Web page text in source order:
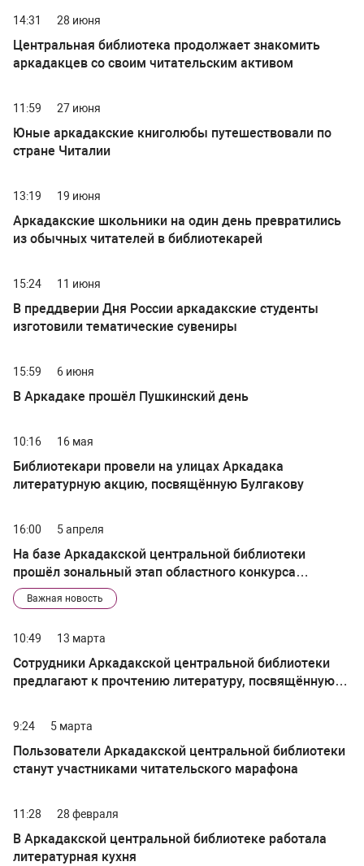
14:31 28 июня
Центральная библиотека продолжает знакомить
аркадакцев со своим читательским активом
11:59 27 июня
Юные аркадакские книголюбы путешествовали по
стране Читалии
13:19 19 июня
Аркадакские школьники на один день превратились
из обычных читателей в библиотекарей
15:24 11 июня
В преддверии Дня России аркадакские студенты
изготовили тематические сувениры
15:59 6 июня
В Аркадаке прошёл Пушкинский день
10:16 16 мая
Библиотекари провели на улицах Аркадака
литературную акцию, посвящённую Булгакову
16:00 5 апреля
На базе Аркадакской центральной библиотеки
прошёл зональный этап областного конкурса
профессионального мастерства «Лучший
библиотекарь 2023 года»
Важная новость
10:49 13 марта
Сотрудники Аркадакской центральной библиотеки
предлагают к прочтению литературу, посвящённую
9:24 5 марта
Пользователи Аркадакской центральной библиотеки
станут участниками читательского марафона
11:28 28 февраля
В Аркадакской центральной библиотеке работала
литературная кухня